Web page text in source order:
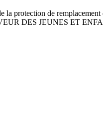
protection de
DES JEUNES ET